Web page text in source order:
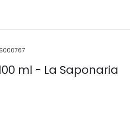
ml - La Saponaria